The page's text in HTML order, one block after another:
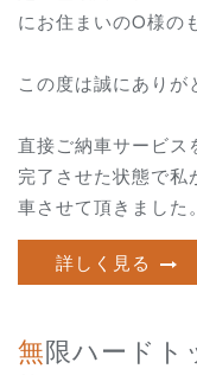
にお住まいのO様の
この度は誠にありが
直接ご納車サービス
完了させた状態で私
車させて頂きました。
詳しく見る
無限ハードトップなど無限パーツ及び